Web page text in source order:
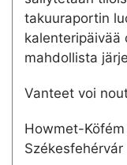
takuuraportin
kalenteripäivää
mahdollista
Vanteet voi
Howmet-
Székesfehérvár